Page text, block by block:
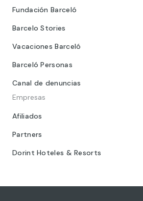
Fundación Barceló
Barcelo Stories
Vacaciones Barceló
Barceló Personas
Canal de denuncias
Empresas
Afiliados
Partners
Dorint Hoteles & Resorts